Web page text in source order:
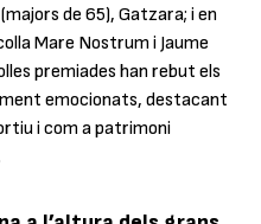
de 65), Gatzara; i en
Mare Nostrum i Jaume
premiades han rebut els
emocionats, destacant
i com a patrimoni